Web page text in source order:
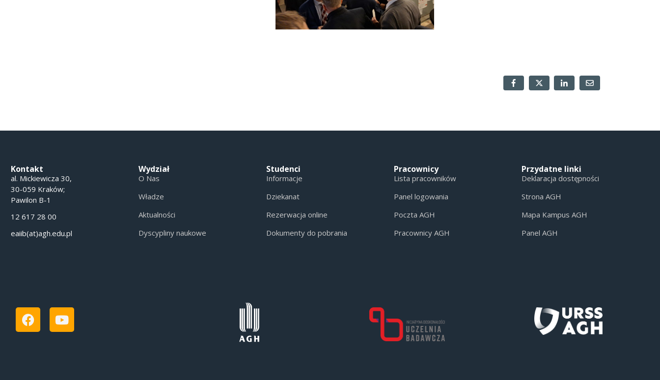
Kontakt
al. Mickiewicza 30,
30-059 Kraków;
Pawilon B-1
12 617 28 00
eaiib(at)agh.edu.pl
Wydział
O Nas
Władze
Aktualności
Dyscypliny naukowe
Studenci
Informacje
Dziekanat
Rezerwacja online
Dokumenty do pobrania
Pracownicy
Lista pracowników
Panel logowania
Poczta AGH
Pracownicy AGH
Przydatne linki
Deklaracja dostępności
Strona AGH
Mapa Kampus AGH
Panel AGH